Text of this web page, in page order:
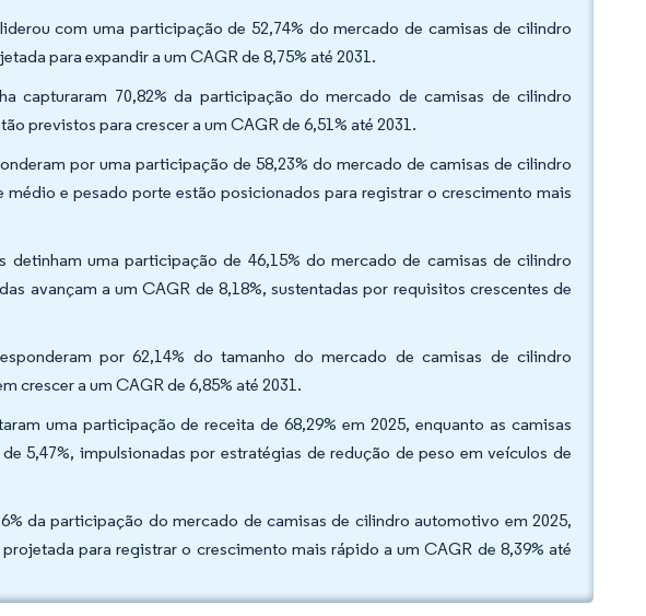
com uma participação de 52,74% do mercado de camisas de cilindro
para expandir a um CAGR de 8,75% até 2031.
capturaram 70,82% da participação do mercado de camisas de cilindro
previstos para crescer a um CAGR de 6,51% até 2031.
por uma participação de 58,23% do mercado de camisas de cilindro
e pesado porte estão posicionados para registrar o crescimento mais
detinham uma participação de 46,15% do mercado de camisas de cilindro
avançam a um CAGR de 8,18%, sustentadas por requisitos crescentes de
por 62,14% do tamanho do mercado de camisas de cilindro
crescer a um CAGR de 6,85% até 2031.
uma participação de receita de 68,29% em 2025, enquanto as camisas
5,47%, impulsionadas por estratégias de redução de peso em veículos de
da participação do mercado de camisas de cilindro automotivo em 2025,
para registrar o crescimento mais rápido a um CAGR de 8,39% até